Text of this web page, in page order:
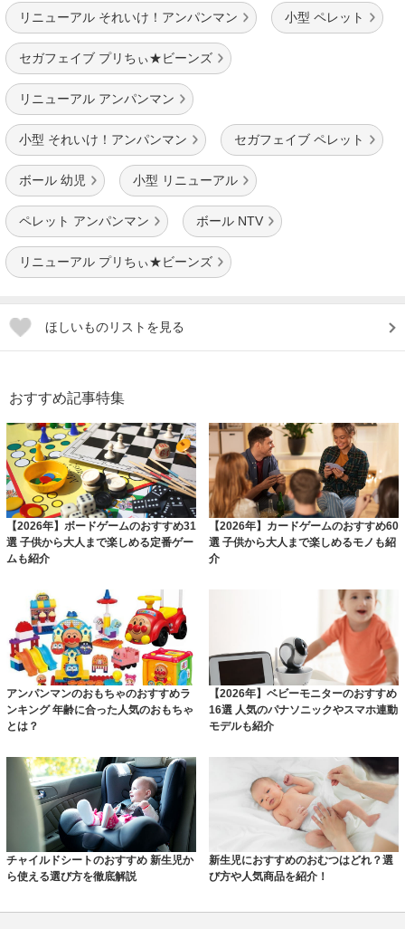
リニューアル それいけ！アンパンマン 小型 ペレット
セガフェイブ プリちぃ★ビーンズ
リニューアル アンパンマン
小型 それいけ！アンパンマン セガフェイブ ペレット
ボール 幼児 小型 リニューアル
ペレット アンパンマン ボール NTV
リニューアル プリちぃ★ビーンズ
ほしいものリストを見る
おすすめ記事特集
【2026年】ボードゲームのおすすめ31
選 子供から大人まで楽しめる定番ゲー
ムも紹介
【2026年】カードゲームのおすすめ60
選 子供から大人まで楽しめるモノも紹
介
アンパンマンのおもちゃのおすすめラ
ンキング 年齢に合った人気のおもちゃ
とは？
【2026年】ベビーモニターのおすすめ
16選 人気のパナソニックやスマホ連動
モデルも紹介
チャイルドシートのおすすめ 新生児か
ら使える選び方を徹底解説
新生児におすすめのおむつはどれ？選
び方や人気商品を紹介！